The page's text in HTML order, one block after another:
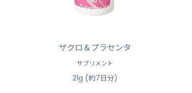
ザクロ＆プラセンタ
サプリメント
21g (約7日分)